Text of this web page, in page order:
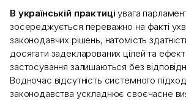
В українській практиці увага
зосереджується переважно на факті
законодавчих рішень, натомість
досягати задекларованих цілей та
застосування залишаються без
Водночас відсутність системного
законодавства ускладнює своєчасне